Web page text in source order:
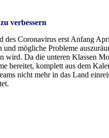
verbessern
des Coronavirus erst Anfang
mögliche Probleme
wird. Da die unteren Klassen
bereitet, komplett aus dem
nicht mehr in das Land